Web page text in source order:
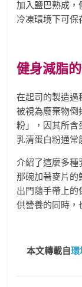
加入鹽巴熟成，
冷凍環境下可保
健身減脂
在起司的製造過
被視為廢棄物倒
粉」，因其所含
乳清蛋白粉通常
介紹了這麼多種
那碗加著麥片的
出門隨手帶上的
供營養的同時，
本文轉載自環